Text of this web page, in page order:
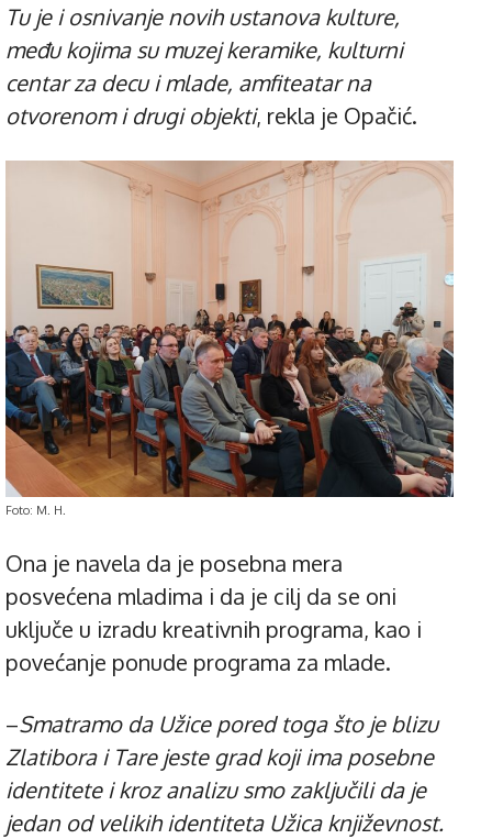
Tu je i osnivanje novih ustanova kulture,
među kojima su muzej keramike, kulturni
centar za decu i mlade, amfiteatar na
otvorenom i drugi objekti, rekla je Opačić.
Foto: M. H.
Ona je navela da je posebna mera
posvećena mladima i da je cilj da se oni
uključe u izradu kreativnih programa, kao i
povećanje ponude programa za mlade.
–Smatramo da Užice pored toga što je blizu
Zlatibora i Tare jeste grad koji ima posebne
identitete i kroz analizu smo zaključili da je
jedan od velikih identiteta Užica književnost.